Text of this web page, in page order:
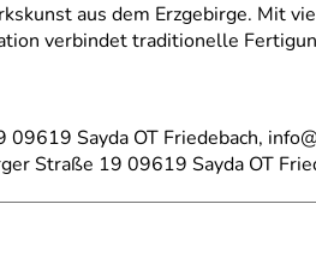
aus dem Erzgebirge. Mit
verbindet traditionelle
Sayda OT Friedebach,
Straße 19 09619 Sayda OT